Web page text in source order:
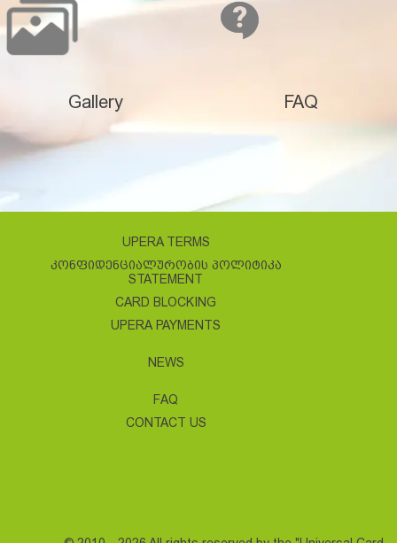
Gallery FAQ
UPERA TERMS
ᲙᲝᲜᲤᲘᲓᲔᲜᲪᲘᲐᲚᲣᲠᲝᲑᲘᲡ ᲞᲝᲚᲘᲢᲘᲙᲐ
STATEMENT
CARD BLOCKING
UPERA PAYMENTS
NEWS
FAQ
CONTACT US